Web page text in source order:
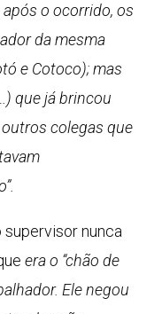
após o ocorrido, os
da mesma
e Cotoco); mas
que já brincou
colegas que
”.
supervisor nunca
era o “chão de
Ele negou